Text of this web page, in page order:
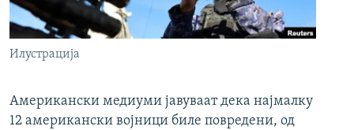
Илустрација
Американски медиуми јавуваат дека најмалку
12 американски војници биле повредени, од